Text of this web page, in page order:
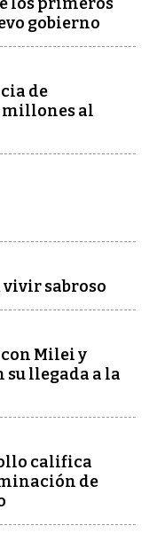
gobierno
de
millones al
vivir sabroso
Milei y
su llegada a la
califica
de